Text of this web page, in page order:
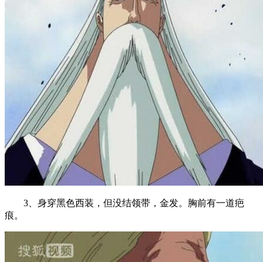
3、身穿黑色西装，但没结领带，金发。胸前有一道疤
痕。